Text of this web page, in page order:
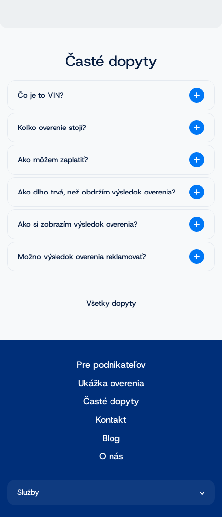
Časté dopyty
Čo je to VIN?
Koľko overenie stojí?
Ako môžem zaplatiť?
Ako dlho trvá, než obdržím výsledok overenia?
Ako si zobrazím výsledok overenia?
Možno výsledok overenia reklamovať?
Všetky dopyty
Pre podnikateľov
Ukážka overenia
Časté dopyty
Kontakt
Blog
O nás
Služby